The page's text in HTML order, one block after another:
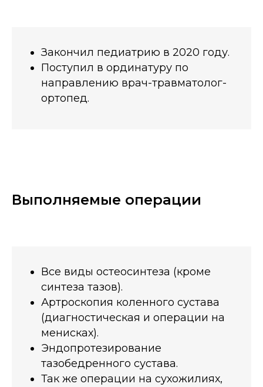
Закончил педиатрию в 2020 году.
Поступил в ординатуру по
направлению врач-травматолог-
ортопед.
Выполняемые операции
Все виды остеосинтеза (кроме
синтеза тазов).
Артроскопия коленного сустава
(диагностическая и операции на
менисках).
Эндопротезирование
тазобедренного сустава.
Так же операции на сухожилиях,